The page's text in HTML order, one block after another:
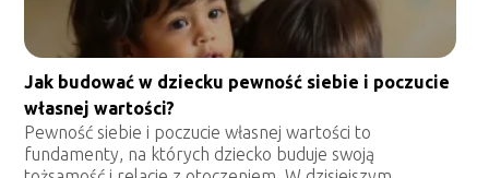
Jak budować w dziecku pewność siebie i poczucie
własnej wartości?
Pewność siebie i poczucie własnej wartości to
fundamenty, na których dziecko buduje swoją